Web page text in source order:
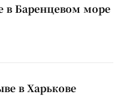
в Баренцевом море
СМИ сообщили о взрыве в Харькове